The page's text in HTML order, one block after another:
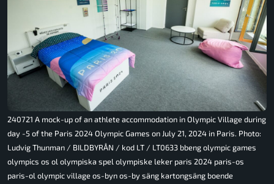
240721 A mock-up of an athlete accommodation in Olympic Village during
day -5 of the Paris 2024 Olympic Games on July 21, 2024 in Paris. Photo:
Ludvig Thunman / BILDBYRÅN / kod LT / LT0633 bbeng olympic games
olympics os ol olympiska spel olympiske leker paris 2024 paris-os
paris-ol olympic village os-byn os-by säng kartongsäng boende